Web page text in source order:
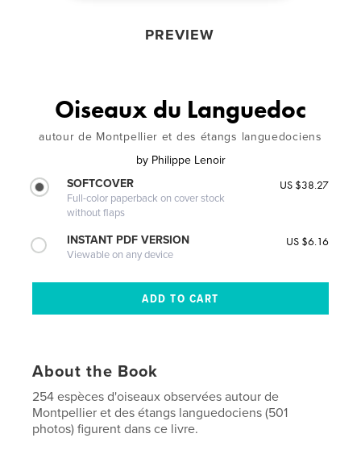
PREVIEW
Oiseaux du Languedoc
autour de Montpellier et des étangs languedociens
by Philippe Lenoir
SOFTCOVER
Full-color paperback on cover stock
without flaps
US $38.27
INSTANT PDF VERSION
Viewable on any device
US $6.16
About the Book
254 espèces d'oiseaux observées autour de
Montpellier et des étangs languedociens (501
photos) figurent dans ce livre.